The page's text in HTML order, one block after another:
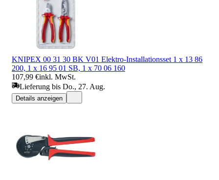
KNIPEX 00 31 30 BK V01 Elektro-Installationsset 1 x 13 86
200, 1 x 16 95 01 SB, 1 x 70 06 160
107,99 €inkl. MwSt.
Lieferung bis Do., 27. Aug.
Details anzeigen